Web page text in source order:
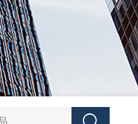
SJ-210当天发货三丰/Mitutoyo